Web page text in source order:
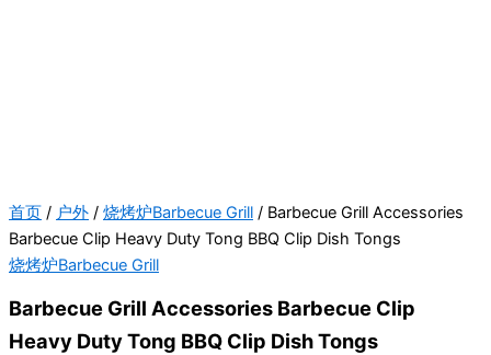
首页 / 户外 / 烧烤炉Barbecue Grill / Barbecue Grill Accessories
Barbecue Clip Heavy Duty Tong BBQ Clip Dish Tongs
烧烤炉Barbecue Grill
Barbecue Grill Accessories Barbecue Clip
Heavy Duty Tong BBQ Clip Dish Tongs